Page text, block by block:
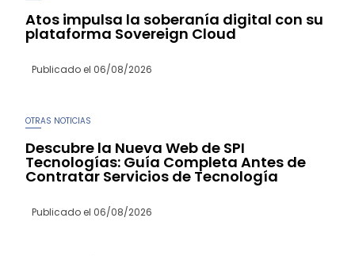
Atos impulsa la soberanía digital con su
plataforma Sovereign Cloud
Publicado el 06/08/2026
OTRAS NOTICIAS
Descubre la Nueva Web de SPI
Tecnologías: Guía Completa Antes de
Contratar Servicios de Tecnología
Publicado el 06/08/2026